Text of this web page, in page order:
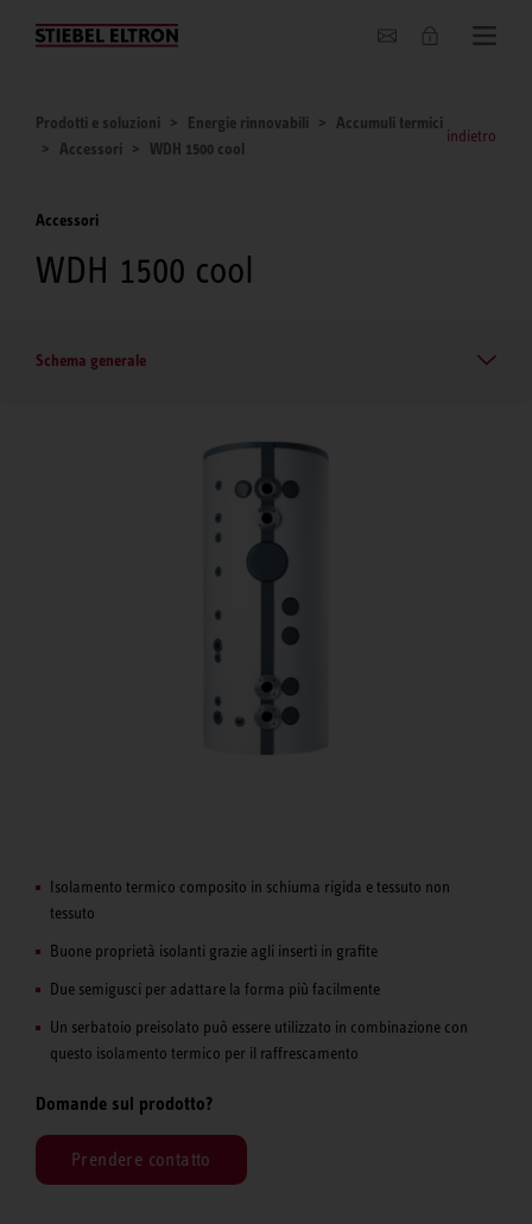
Chi siamo
Prodotti e soluzioni Energie rinnovabili
Accumuli termici
Accessori
WDH 1500 cool
indietro
Accessori
WDH 1500 cool
Schema generale
Isolamento termico composito in schiuma rigida e tessuto non
tessuto
Buone proprietà isolanti grazie agli inserti in grafite
Due semigusci per adattare la forma più facilmente
Un serbatoio preisolato può essere utilizzato in combinazione con
questo isolamento termico per il raffrescamento
Domande sul prodotto?
Prendere contatto